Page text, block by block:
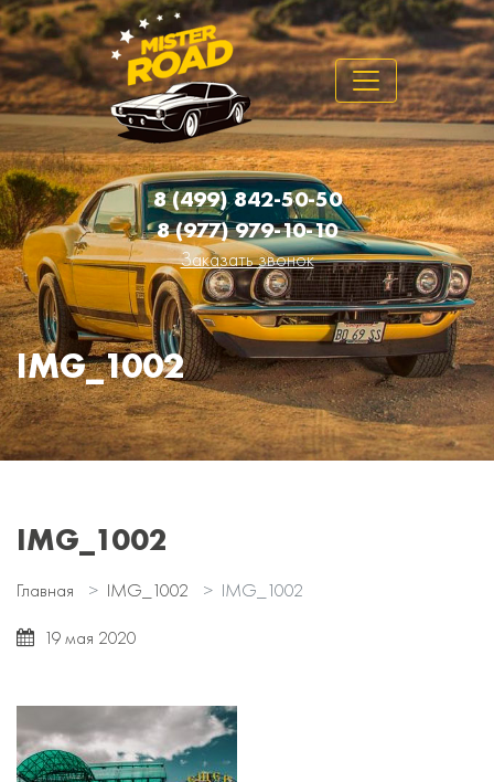
8 (499) 842-50-50
8 (977) 979-10-10
Заказать звонок
IMG_1002
IMG_1002
Главная IMG_1002
IMG_1002
19 мая 2020